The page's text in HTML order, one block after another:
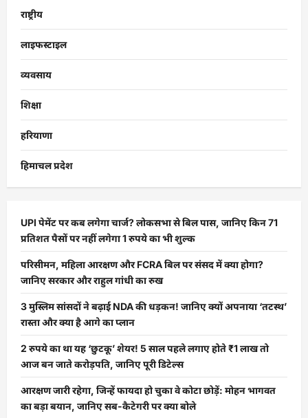
राष्ट्रीय
लाइफस्टाइल
व्यवसाय
शिक्षा
हरियाणा
हिमाचल प्रदेश
UPI पेमेंट पर कब लगेगा चार्ज? लोकसभा से बिल पास, जानिए किन 71
प्रतिशत पैसों पर नहीं लगेगा 1 रुपये का भी शुल्क
परिसीमन, महिला आरक्षण और FCRA बिल पर संसद में क्या होगा?
जानिए सरकार और राहुल गांधी का रुख
3 मुस्लिम सांसदों ने बढ़ाई NDA की धड़कन! जानिए क्यों अपनाया ‘तटस्थ’
रास्ता और क्या है आगे का प्लान
2 रुपये का था यह ‘छुटकू’ शेयर! 5 साल पहले लगाए होते ₹1 लाख तो
आज बन जाते करोड़पति, जानिए पूरी डिटेल्स
आरक्षण जारी रहेगा, जिन्हें फायदा हो चुका वे कोटा छोड़ें: मोहन भागवत
का बड़ा बयान, जानिए सब-कैटेगरी पर क्या बोले